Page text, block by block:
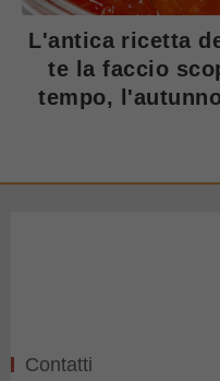
L'antica ricetta
te la faccio
tempo,
Contatti